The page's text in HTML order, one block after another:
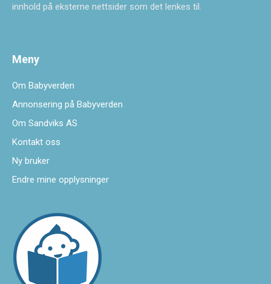
innhold på eksterne nettsider som det lenkes til.
Meny
Om Babyverden
Annonsering på Babyverden
Om Sandviks AS
Kontakt oss
Ny bruker
Endre mine opplysninger